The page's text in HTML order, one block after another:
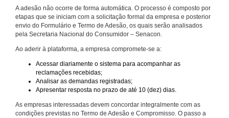
A adesão não ocorre de forma automática. O processo é composto por
etapas que se iniciam com a solicitação formal da empresa e posterior
envio do Formulário e Termo de Adesão, os quais serão analisados
pela Secretaria Nacional do Consumidor – Senacon.
Ao aderir à plataforma, a empresa compromete-se a:
Acessar diariamente o sistema para acompanhar as
reclamações recebidas;
Analisar as demandas registradas;
Apresentar resposta no prazo de até 10 (dez) dias.
As empresas interessadas devem concordar integralmente com as
condições previstas no Termo de Adesão e Compromisso. O passo a